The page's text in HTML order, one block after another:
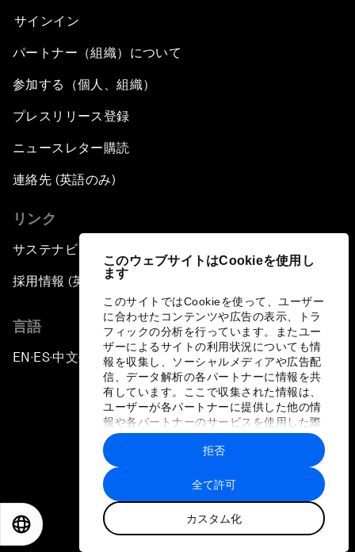
このウェブサイトはCookieを使用し
ます
このサイトではCookieを使って、ユーザー
に合わせたコンテンツや広告の表示、トラ
フィックの分析を行っています。またユー
ザーによるサイトの利用状況についても情
報を収集し、ソーシャルメディアや広告配
信、データ解析の各パートナーに情報を共
有しています。ここで収集された情報は、
ユーザーが各パートナーに提供した他の情
報や各パートナーのサービスを使用した際
に収集された情報と組み合わされ、各パー
トナーによって使用されることがありま
す。
全て許可
カスタム化
拒否
サインイン
パートナー（組織）について
参加する（個人、組織）
プレスリリース登録
ニュースレター購読
連絡先 (英語のみ)
リンク
サステナビリティへの取り組み
採用情報 (英語のみ)
言語
EN ▪ ES▪中文▪ 日本語
プライバシーポリシーと利用規約
サイトマップ
©
世界経済フォーラム